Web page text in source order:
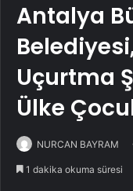
Antalya
Uçurtma
Ülke
NURCAN BAYRAM
1 dakika okuma süresi